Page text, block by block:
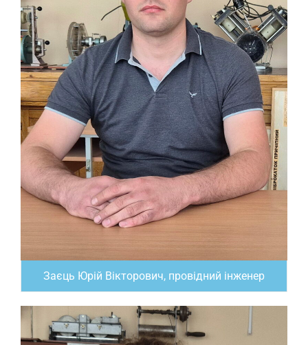
Заєць Юрій Вікторович, провідний інженер